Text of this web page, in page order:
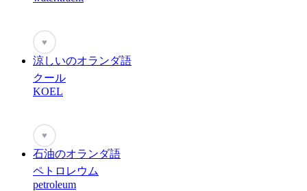
♥
涼しいのオランダ語
クール
KOEL
♥
石油のオランダ語
ペトロレウム
petroleum